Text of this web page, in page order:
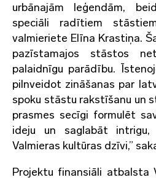
urbānajām leģendām,
speciāli radītiem
valmieriete Elīna Krastiņa.
pazīstamajos stāstos
palaidnīgu parādību.
pilnveidot zināšanas par
spoku stāstu rakstīšanu un
prasmes secīgi formulēt
ideju un saglabāt
Valmieras kultūras dzīvi,”
Projektu finansiāli atbalsta